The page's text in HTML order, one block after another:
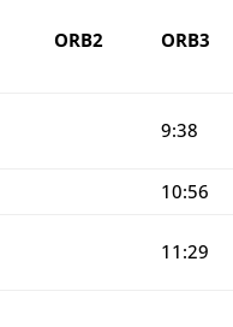
ORB2 ORB3
9:38
10:56
11:29